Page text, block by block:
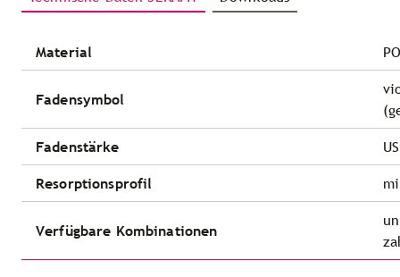
Material
Fadensymbol
Fadenstärke
Resorptionsprofil
Verfügbare Kombinationen